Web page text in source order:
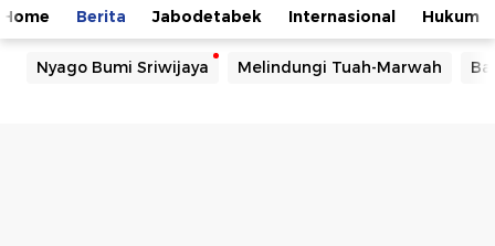
Home Berita Jabodetabek Internasional Hukum
Nyago Bumi Sriwijaya Melindungi Tuah-Marwah